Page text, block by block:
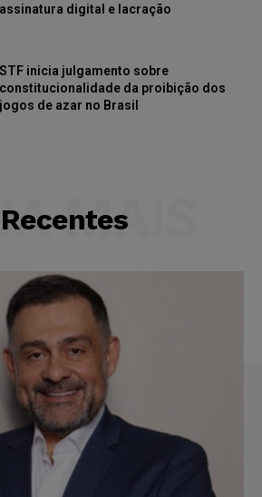
assinatura digital e lacração
STF inicia julgamento sobre
constitucionalidade da proibição dos
jogos de azar no Brasil
Recentes
MAIS